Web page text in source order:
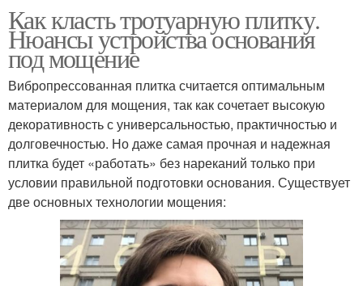
Как класть тротуарную плитку.
Нюансы устройства основания
под мощение
Вибропрессованная плитка считается оптимальным
материалом для мощения, так как сочетает высокую
декоративность с универсальностью, практичностью и
долговечностью. Но даже самая прочная и надежная
плитка будет «работать» без нареканий только при
условии правильной подготовки основания. Существует
две основных технологии мощения: